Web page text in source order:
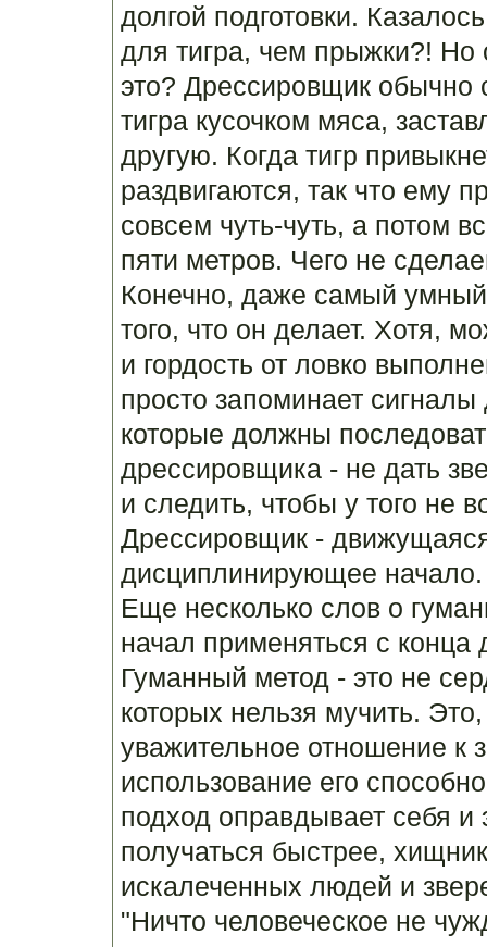
долгой подготовки.
для тигра, чем прыжки?! Но
это? Дрессировщик
тигра кусочком мяса,
другую. Когда тигр
раздвигаются, так что ему
совсем чуть-чуть, а потом
пяти метров. Чего не
Конечно, даже самый
того, что он делает. Хотя,
и гордость от ловко
просто запоминает
которые должны
дрессировщика - не дать
и следить, чтобы у того не
Дрессировщик -
дисциплинирующее начало.
Еще несколько слов о
начал применяться с конца
Гуманный метод - это не
которых нельзя мучить.
уважительное отношение к
использование его
подход оправдывает себя
получаться быстрее,
искалеченных людей и
"Ничто человеческое не